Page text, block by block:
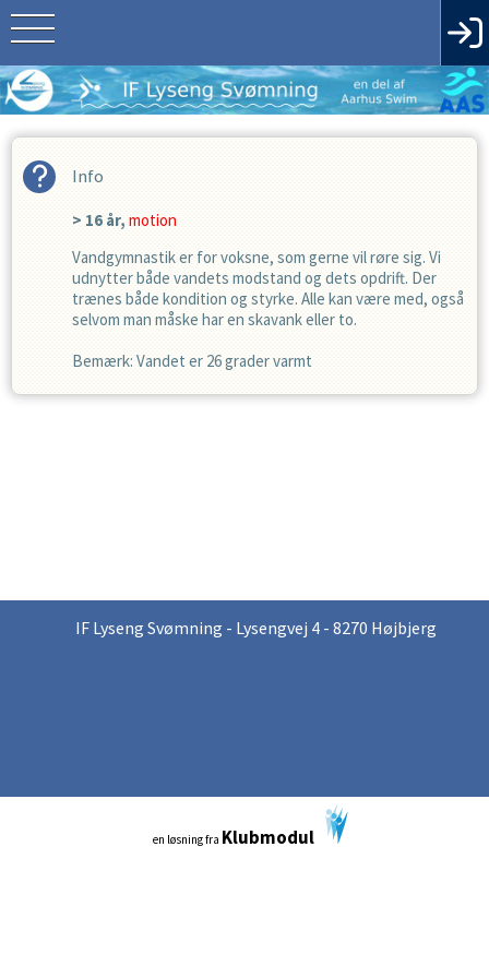
Info
> 16 år, motion
Vandgymnastik er for voksne, som gerne vil røre sig. Vi
udnytter både vandets modstand og dets opdrift. Der
trænes både kondition og styrke. Alle kan være med, også
selvom man måske har en skavank eller to.
Bemærk: Vandet er 26 grader varmt
IF Lyseng Svømning - Lysengvej 4 - 8270 Højbjerg
en løsning fra Klubmodul